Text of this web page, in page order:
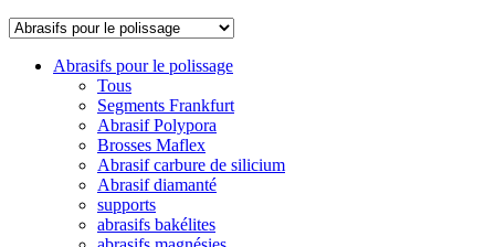
Abrasifs pour le polissage
Tous
Segments Frankfurt
Abrasif Polypora
Brosses Maflex
Abrasif carbure de silicium
Abrasif diamanté
supports
abrasifs bakélites